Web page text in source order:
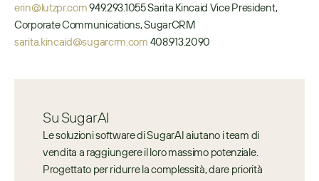
erin@lutzpr.com 949.293.1055 Sarita Kincaid Vice President,
sarita.kincaid@sugarcrm.com 408.913.2090
Su SugarAI
Le soluzioni software di SugarAI aiutano i team di
vendita a raggiungere il loro massimo potenziale.
Progettato per ridurre la complessità, dare priorità